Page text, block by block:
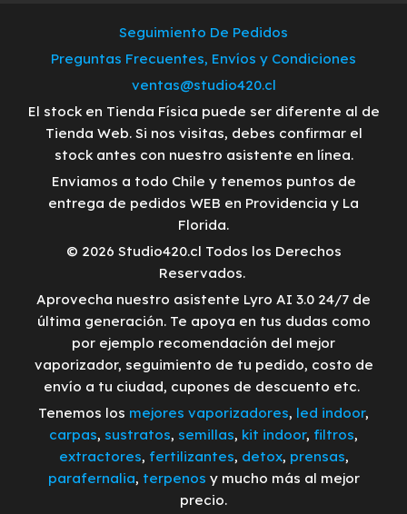
Seguimiento De Pedidos
Preguntas Frecuentes, Envíos y Condiciones
ventas@studio420.cl
El stock en Tienda Física puede ser diferente al de
Tienda Web. Si nos visitas, debes confirmar el
stock antes con nuestro asistente en línea.
Enviamos a todo Chile y tenemos puntos de
entrega de pedidos WEB en Providencia y La
Florida.
© 2026 Studio420.cl Todos los Derechos
Reservados.
Aprovecha nuestro asistente Lyro AI 3.0 24/7 de
última generación. Te apoya en tus dudas como
por ejemplo recomendación del mejor
vaporizador, seguimiento de tu pedido, costo de
envío a tu ciudad, cupones de descuento etc.
Tenemos los mejores vaporizadores, led indoor,
carpas, sustratos, semillas, kit indoor, filtros,
extractores, fertilizantes, detox, prensas,
parafernalia, terpenos y mucho más al mejor
precio.